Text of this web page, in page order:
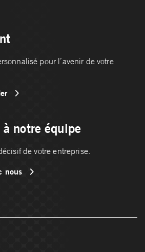
pour l’avenir de votre
notre équipe
de votre entreprise.
nous